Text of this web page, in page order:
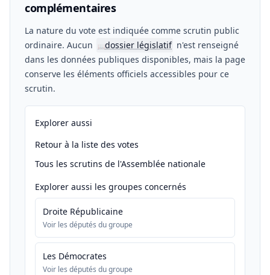
complémentaires
La nature du vote est indiquée comme scrutin public
ordinaire. Aucun
📖dossier législatif n'est renseigné
dans les données publiques disponibles, mais la page
conserve les éléments officiels accessibles pour ce
scrutin.
Explorer aussi
Retour à la liste des votes
Tous les scrutins de l'Assemblée nationale
Explorer aussi les groupes concernés
Droite Républicaine
Voir les députés du groupe
Les Démocrates
Voir les députés du groupe